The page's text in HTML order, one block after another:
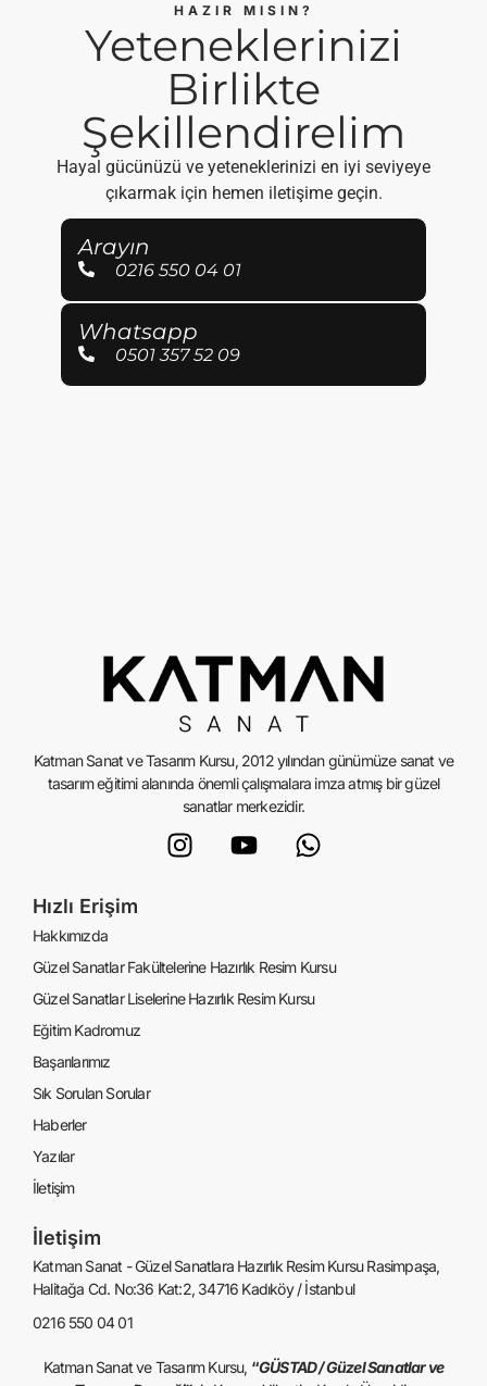
HAZIR MISIN?
Yeteneklerinizi
Birlikte
Şekillendirelim
Hayal gücünüzü ve yeteneklerinizi en iyi seviyeye
çıkarmak için hemen iletişime geçin.
Arayın
0216 550 04 01
Whatsapp
0501 357 52 09
Katman Sanat ve Tasarım Kursu, 2012 yılından günümüze sanat ve
tasarım eğitimi alanında önemli çalışmalara imza atmış bir güzel
sanatlar merkezidir.
Hızlı Erişim
Hakkımızda
Güzel Sanatlar Fakültelerine Hazırlık Resim Kursu
Güzel Sanatlar Liselerine Hazırlık Resim Kursu
Eğitim Kadromuz
Başarılarımız
Sık Sorulan Sorular
Haberler
Yazılar
İletişim
İletişim
Katman Sanat - Güzel Sanatlara Hazırlık Resim Kursu Rasimpaşa,
Halitağa Cd. No:36 Kat:2, 34716 Kadıköy / İstanbul
0216 550 04 01
Katman Sanat ve Tasarım Kursu, “GÜSTAD / Güzel Sanatlar ve